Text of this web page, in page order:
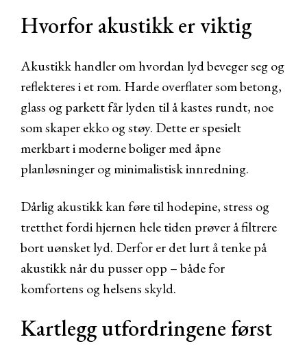
Hvorfor akustikk er viktig
Akustikk handler om hvordan lyd beveger seg og
reflekteres i et rom. Harde overflater som betong,
glass og parkett får lyden til å kastes rundt, noe
som skaper ekko og støy. Dette er spesielt
merkbart i moderne boliger med åpne
planløsninger og minimalistisk innredning.
Dårlig akustikk kan føre til hodepine, stress og
tretthet fordi hjernen hele tiden prøver å filtrere
bort uønsket lyd. Derfor er det lurt å tenke på
akustikk når du pusser opp – både for
komfortens og helsens skyld.
Kartlegg utfordringene først